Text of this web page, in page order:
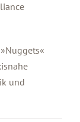
und